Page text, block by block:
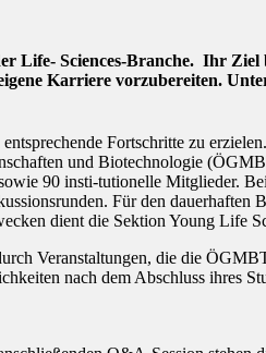
Life- Sciences-Branche. Ihr Ziel
Karriere vorzubereiten.
Fortschritte zu
und Biotechnologie
90 insti-tutionelle Mitglieder.
Für den
dient die Sektion Young
Veranstaltungen, die die
nach dem Abschluss ihres